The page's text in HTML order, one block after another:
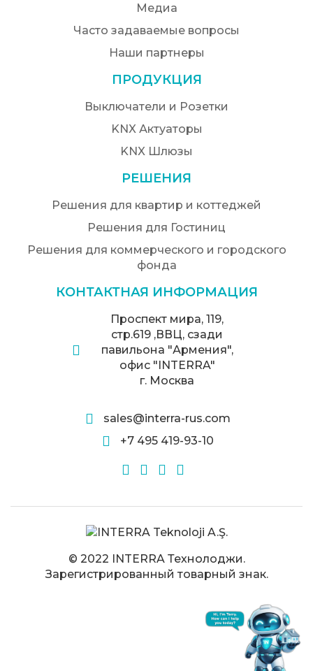
Медиа
Часто задаваемые вопросы
Наши партнеры
ПРОДУКЦИЯ
Выключатели и Розетки
KNX Актуаторы
KNX Шлюзы
РЕШЕНИЯ
Решения для квартир и коттеджей
Решения для Гостиниц
Решения для коммерческого и городского
фонда
КОНТАКТНАЯ ИНФОРМАЦИЯ
Проспект мира, 119,
стр.619 ,ВВЦ, сзади
павильона "Армения",
офис "INTERRA"
г. Москва
sales@interra-rus.com
+7 495 419-93-10
© 2022 INTERRA Технолоджи.
Зарегистрированный товарный знак.